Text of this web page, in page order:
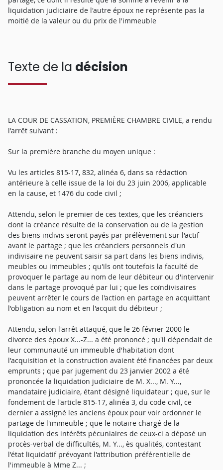
liquidation judiciaire de l'autre époux ne représente pas la
moitié de la valeur ou du prix de l'immeuble
Texte de la décision
LA COUR DE CASSATION, PREMIÈRE CHAMBRE CIVILE, a rendu
l'arrêt suivant :
Sur la première branche du moyen unique :
Vu les articles 815-17, 832, alinéa 6, dans sa rédaction
antérieure à celle issue de la loi du 23 juin 2006, applicable
en la cause, et 1476 du code civil ;
Attendu, selon le premier de ces textes, que les créanciers
dont la créance résulte de la conservation ou de la gestion
des biens indivis seront payés par prélèvement sur l'actif
avant le partage ; que les créanciers personnels d'un
indivisaire ne peuvent saisir sa part dans les biens indivis,
meubles ou immeubles ; qu'ils ont toutefois la faculté de
provoquer le partage au nom de leur débiteur ou d'intervenir
dans le partage provoqué par lui ; que les coïndivisaires
peuvent arrêter le cours de l'action en partage en acquittant
l'obligation au nom et en l'acquit du débiteur ;
Attendu, selon l'arrêt attaqué, que le 26 février 2000 le
divorce des époux X...-Z... a été prononcé ; qu'il dépendait de
leur communauté un immeuble d'habitation dont
l'acquisition et la construction avaient été financées par deux
emprunts ; que par jugement du 23 janvier 2002 a été
prononcée la liquidation judiciaire de M. X..., M. Y...,
mandataire judiciaire, étant désigné liquidateur ; que, sur le
fondement de l'article 815-17, alinéa 3, du code civil, ce
dernier a assigné les anciens époux pour voir ordonner le
partage de l'immeuble ; que le notaire chargé de la
liquidation des intérêts pécuniaires de ceux-ci a déposé un
procès-verbal de difficultés, M. Y..., ès qualités, contestant
l'état liquidatif prévoyant l'attribution préférentielle de
l'immeuble à Mme Z... ;